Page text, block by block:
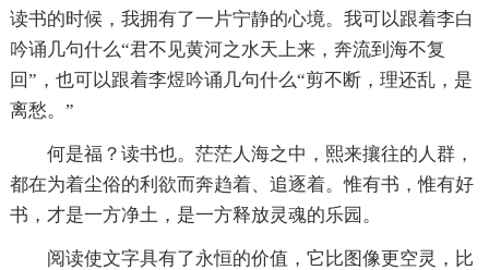
读书的时候，我拥有了一片宁静的心境。我可以跟着李白
吟诵几句什么“君不见黄河之水天上来，奔流到海不复
回”，也可以跟着李煜吟诵几句什么“剪不断，理还乱，是
离愁。”
何是福？读书也。茫茫人海之中，熙来攘往的人群，
都在为着尘俗的利欲而奔趋着、追逐着。惟有书，惟有好
书，才是一方净土，是一方释放灵魂的乐园。
阅读使文字具有了永恒的价值，它比图像更空灵，比